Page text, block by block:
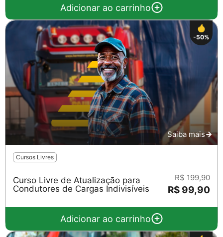
Adicionar ao carrinho
-50%
Saiba mais
Cursos Livres
Curso Livre de Atualização para
Condutores de Cargas Indivisíveis
R$ 199,90
R$ 99,90
Adicionar ao carrinho